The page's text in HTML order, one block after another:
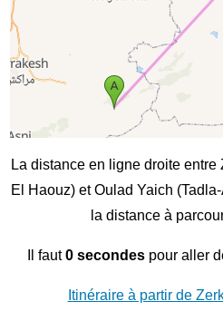
La distance en ligne droite entre
El Haouz) et Oulad Yaich
la distance à
Il faut0 secondespour aller
Itinéraire à partir de